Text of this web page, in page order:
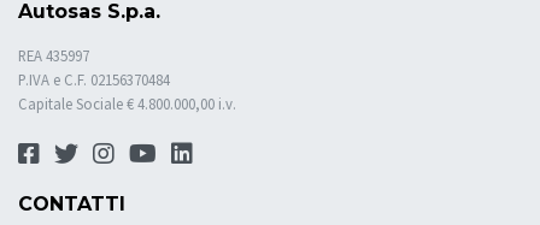
Autosas S.p.a.
REA 435997
P.IVA e C.F. 02156370484
Capitale Sociale € 4.800.000,00 i.v.
CONTATTI